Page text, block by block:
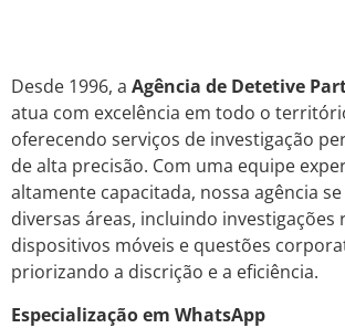
Desde 1996, a Agência de Detetive
atua com excelência em todo o
oferecendo serviços de investigação
de alta precisão. Com uma equipe
altamente capacitada, nossa agência
diversas áreas, incluindo investigações
dispositivos móveis e questões
priorizando a discrição e a eficiência.
Especialização em WhatsApp